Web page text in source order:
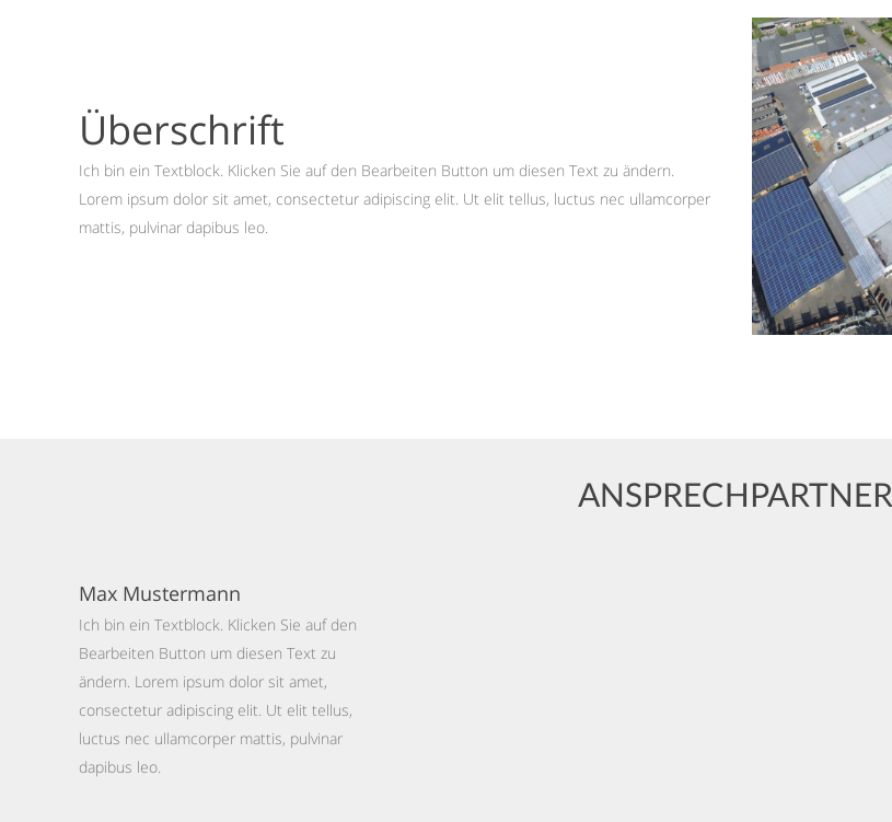
Überschrift
Ich bin ein Textblock. Klicken Sie auf den Bearbeiten Button um diesen Text zu ändern.
Lorem ipsum dolor sit amet, consectetur adipiscing elit. Ut elit tellus, luctus nec ullamcorper
mattis, pulvinar dapibus leo.
ANSPRECHPARTNER
Max Mustermann
Ich bin ein Textblock. Klicken Sie auf den
Bearbeiten Button um diesen Text zu
ändern. Lorem ipsum dolor sit amet,
consectetur adipiscing elit. Ut elit tellus,
luctus nec ullamcorper mattis, pulvinar
dapibus leo.